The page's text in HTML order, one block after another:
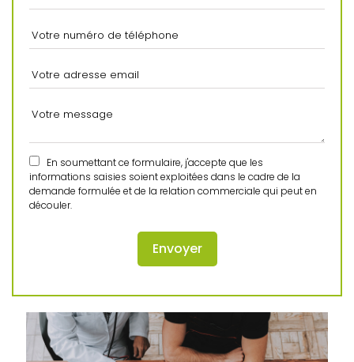
En soumettant ce formulaire, j'accepte que les
informations saisies soient exploitées dans le cadre de la
demande formulée et de la relation commerciale qui peut en
découler.